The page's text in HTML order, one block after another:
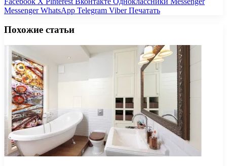
Messenger WhatsApp Telegram Viber Печатать
Похожие статьи